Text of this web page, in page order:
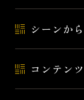
シーンか
コンテンツ